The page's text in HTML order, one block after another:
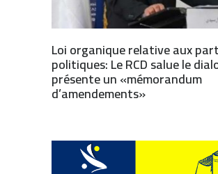
Loi organique relative aux
politiques: Le RCD salue le
présente un «mémorandum
d’amendements»